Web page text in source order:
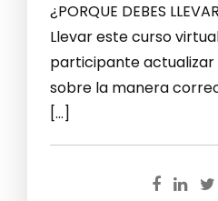
¿PORQUE DEBES
Llevar este curso
participante actualizar
sobre la manera
[…]